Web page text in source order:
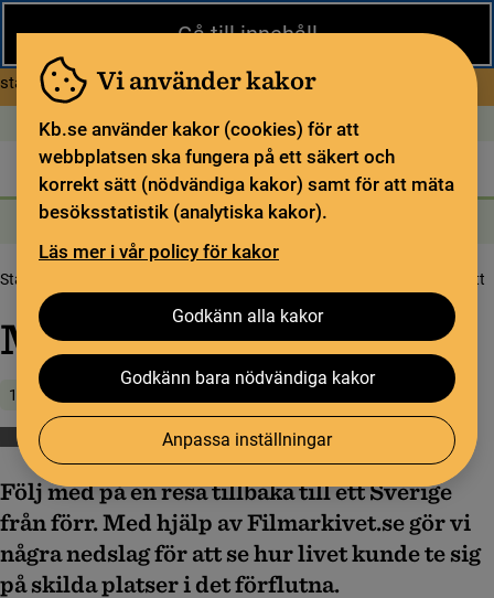
Gå till innehåll
Under sommaren har KB begränsad service och särskilda
öppettider. Vissa veckor är en del funktioner och samlingar
stängda.Läs mer om Begränsad service i sommar
Vi använder kakor
Kb.se använder kakor (cookies) för att
webbplatsen ska fungera på ett säkert och
korrekt sätt (nödvändiga kakor) samt för att mäta
besöksstatistik (analytiska kakor).
Läs mer i vår policy för kakor
Godkänn alla kakor
Godkänn bara nödvändiga kakor
Anpassa inställningar
Öppet idag: 11–15In English
Biblioteket För bibliotekssektorn Pliktleverans och ISBN
Sök Sök
Söktjänster
Startsida Mötes­plat­ser i svartvitt
Mötes­plat­ser i svartvitt
1 december 2022
Filmer
Följ med på en resa tillbaka till ett Sverige
från förr. Med hjälp av Filmarkivet.se gör vi
några nedslag för att se hur livet kunde te sig
på skilda platser i det förflutna.